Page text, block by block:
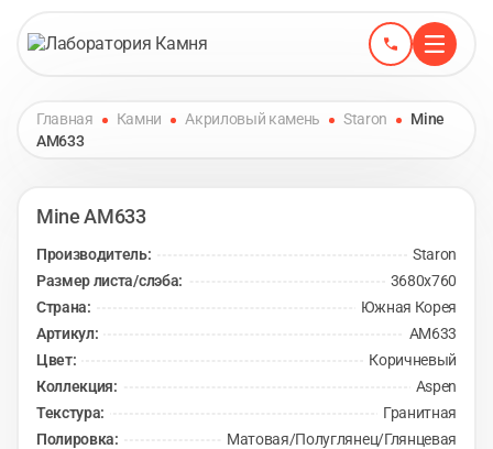
Главная Камни Акриловый камень Staron
Mine
AM633
MineAM633
Производитель:
Staron
Размер листа/слэба:
3680х760
Страна:
Южная Корея
Артикул:
AM633
Цвет:
Коричневый
Коллекция:
Aspen
Текстура:
Гранитная
Полировка:
Матовая/Полуглянец/Глянцевая